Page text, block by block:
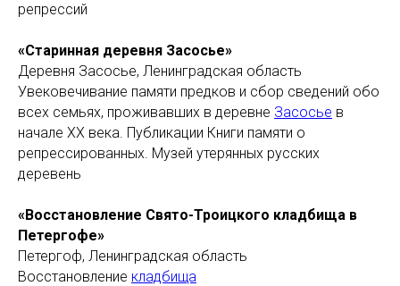
репрессий
«Старинная деревня Засосье»
Деревня Засосье, Ленинградская область
Увековечивание памяти предков и сбор сведений обо
всех семьях, проживавших в деревне Засосье в
начале XX века. Публикации Книги памяти о
репрессированных. Музей утерянных русских
деревень
«Восстановление Свято-Троицкого кладбища в
Петергофе»
Петергоф, Ленинградская область
Восстановление кладбища